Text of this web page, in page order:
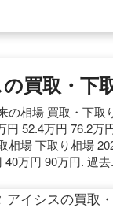
買取・
の相場 買取・下取
円 52.4万円 76.2
相場 下取り相場
40万円 90万円. 過去.